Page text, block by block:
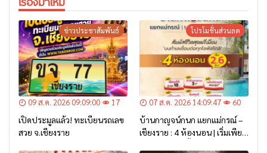
ข่าวประชาสัมพันธ์
09 ส.ค. 2026 09:09:00 17
เปิดประมูลแล้ว! ทะเบียนรถเลข
สวย จ.เชียงราย
โปรโมชั่นส่วนลด
07 ส.ค. 2026 14:09:47 60
บ้านกาญจน์กนก แยกแม่กรณ์ –
เชียงราย : 4 ห้องนอน | เริ่มเพียง